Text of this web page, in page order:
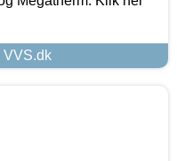
VVS.dk